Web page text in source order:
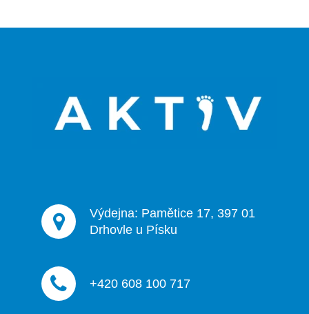
Výdejna: Pamětice 17, 397 01
Drhovle u Písku
+420 608 100 717